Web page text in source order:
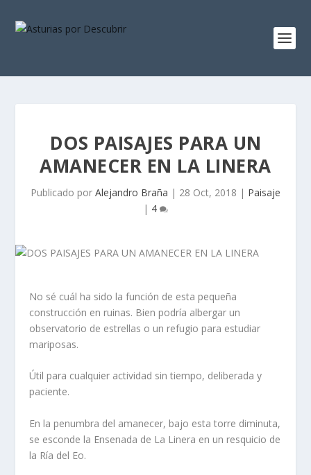
DOS PAISAJES PARA UN
AMANECER EN LA LINERA
Publicado por Alejandro Braña | 28 Oct, 2018 | Paisaje
| 4
No sé cuál ha sido la función de esta pequeña
construcción en ruinas. Bien podría albergar un
observatorio de estrellas o un refugio para estudiar
mariposas.
Útil para cualquier actividad sin tiempo, deliberada y
paciente.
En la penumbra del amanecer, bajo esta torre diminuta,
se esconde la Ensenada de La Linera en un resquicio de
la Ría del Eo.